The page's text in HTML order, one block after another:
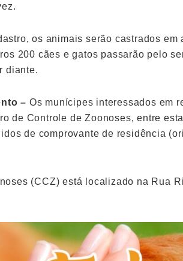
os animais serão castrados
200 cães e gatos passarão pelo
diante.
– Os munícipes interessados em
de Controle de Zoonoses, entre
de comprovante de residência
(CCZ) está localizado na Rua